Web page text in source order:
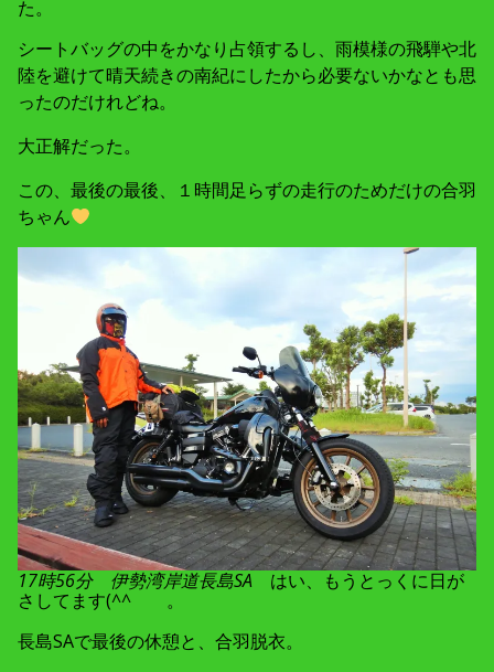
た。
シートバッグの中をかなり占領するし、雨模様の飛騨や北
陸を避けて晴天続きの南紀にしたから必要ないかなとも思
ったのだけれどね。
大正解だった。
この、最後の最後、１時間足らずの走行のためだけの合羽
ちゃん
17時56分 伊勢湾岸道長島SA はい、もうとっくに日が
さしてます(^^ゞ 。
長島SAで最後の休憩と、合羽脱衣。